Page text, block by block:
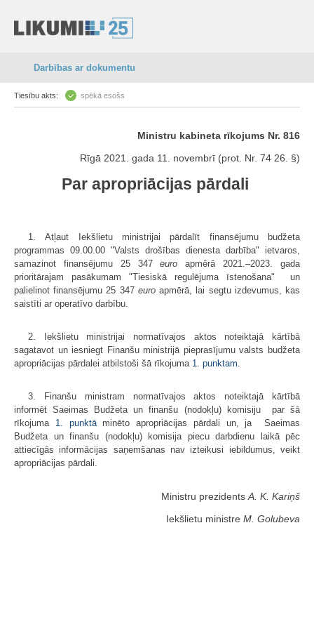
Darbības ar dokumentu
Tiesību akts: spēkā esošs
Ministru kabineta rīkojums Nr. 816
Rīgā 2021. gada 11. novembrī (prot. Nr. 74 26. §)
Par apropriācijas pārdali
1. Atļaut Iekšlietu ministrijai pārdalīt finansējumu budžeta
programmas 09.00.00 "Valsts drošības dienesta darbība" ietvaros,
samazinot finansējumu 25 347euro apmērā 2021.–2023. gada
prioritārajam pasākumam "Tiesiskā regulējuma īstenošana" un
palielinot finansējumu 25 347 euroapmērā, lai segtu izdevumus, kas
saistīti ar operatīvo darbību.
2. Iekšlietu ministrijai normatīvajos aktos noteiktajā kārtībā
sagatavot un iesniegt Finanšu ministrijā pieprasījumu valsts budžeta
apropriācijas pārdalei atbilstoši šā rīkojuma 1. punktam
3. Finanšu ministram normatīvajos aktos noteiktajā kārtībā
informēt Saeimas Budžeta un finanšu (nodokļu) komisiju par šā
rīkojuma 1. punktāminēto apropriācijas pārdali un, ja Saeimas
Budžeta un finanšu (nodokļu) komisija piecu darbdienu laikā pēc
attiecīgās informācijas saņemšanas nav izteikusi iebildumus, veikt
apropriācijas pārdali.
Ministru prezidents A. K. Kariņš
Iekšlietu ministre M. Golubeva